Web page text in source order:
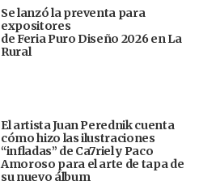
Se lanzó la preventa para
expositores
de Feria Puro Diseño 2026 en La
Rural
El artista Juan Perednik cuenta
cómo hizo las ilustraciones
“infladas” de Ca7riel y Paco
Amoroso para el arte de tapa de
su nuevo álbum